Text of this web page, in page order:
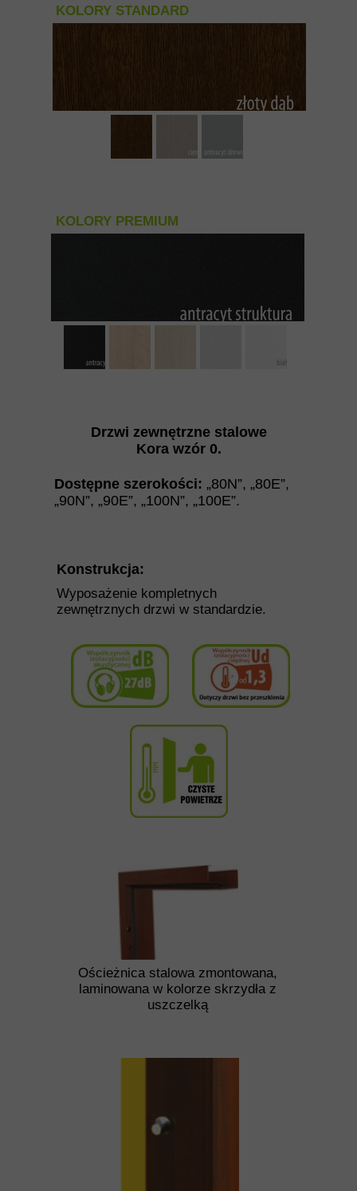
KOLORY PREMIUM
Wyposażenie kompletnych
zewnętrznych drzwi w standardzie.
Ościeżnica stalowa zmontowana,
laminowana w kolorze skrzydła z
uszczelką
KOLORY STANDARD
Konstrukcja:
Drzwi zewnętrzne stalowe
Kora wzór 0.
Dostępne szerokości: „80N”, „80E”,
„90N”, „90E”, „100N”, „100E”.